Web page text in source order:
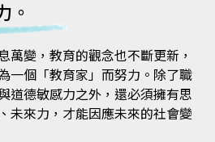
。
萬變，教育的觀念也不斷更新，
一個「教育家」而努力。除了職
道德敏感力之外，還必須擁有思
未來力，才能因應未來的社會變